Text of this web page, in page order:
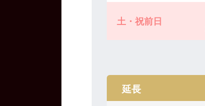
土・祝前日
延長